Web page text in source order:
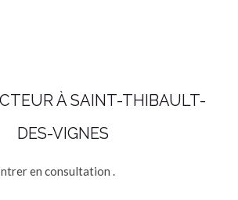
À SAINT-THIBAULT-
DES-VIGNES
en consultation .